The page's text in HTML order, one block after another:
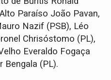
Paraíso João Pavan,
Nazif (PSB), Léo
Chrisóstomo (PL),
Everaldo Fogaça
Bengala (PL).